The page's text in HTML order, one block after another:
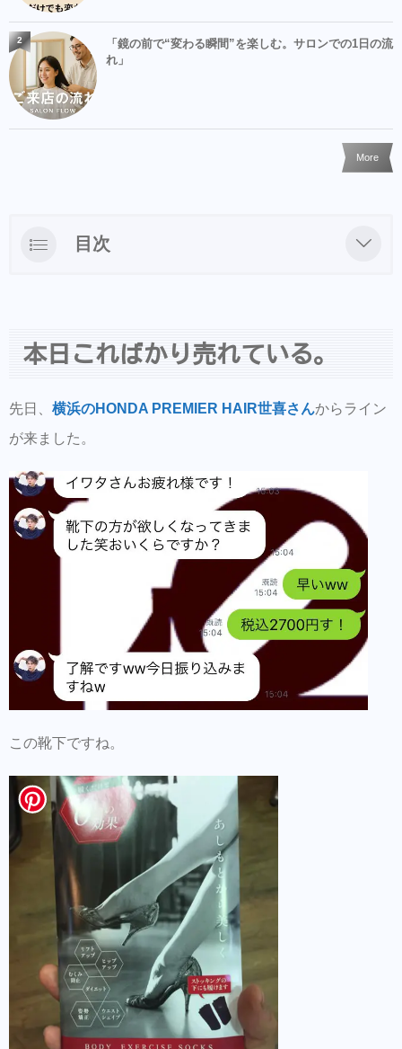
「鏡の前で“変わる瞬間”を楽しむ。サロンでの1日の流
れ」
2
More
目次
本日こればかり売れている。
先日、 横浜のHONDA PREMIER HAIR世喜さんからライン
が来ました。
この靴下ですね。